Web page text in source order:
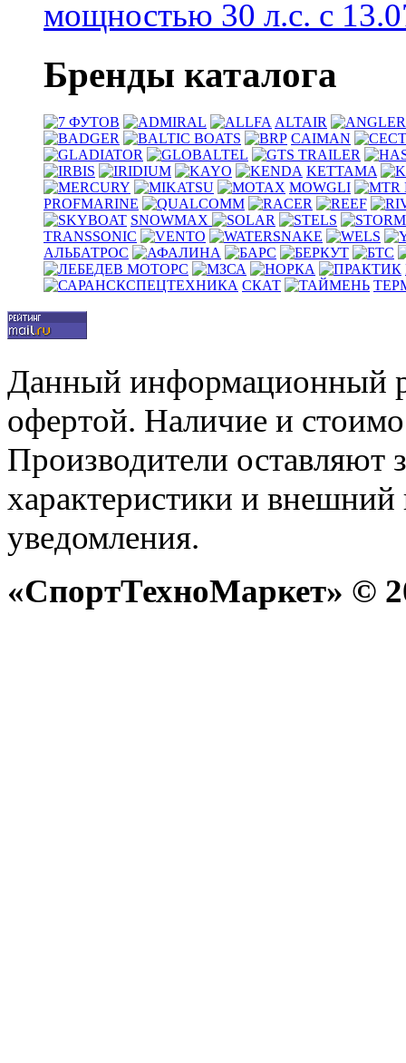
мощностью 30 л.с. с
Бренды каталога
ALTAIR
CAIMAN
KETTAMA
MOWGLI
PROFMARINE
SNOWMAX
TRANSSONIC
АЛЬБАТРОС
СКАТ
Данный информационный
офертой. Наличие и
Производители оставляют
характеристики и внешний
уведомления.
«СпортТехноМаркет» ©